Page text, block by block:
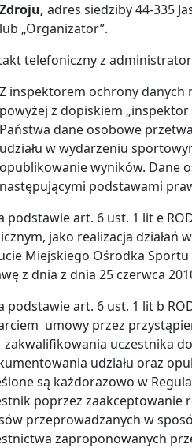
Zdroju, adres siedziby 44-335
lub „Organizator”.
telefoniczny z
Z inspektorem ochrony danych
powyżej z dopiskiem
Państwa dane osobowe
udziału w wydarzeniu
opublikowanie wyników. Dane
następującymi podstawami
podstawie art. 6 ust. 1 lit e
jako realizacja działań
Miejskiego Ośrodka
z dnia z dnia 25 czerwca
podstawie art. 6 ust. 1 lit
umowy przez
zakwalifikowania
udziału oraz
są każdorazowo w
poprzez zaakceptowanie
przeprowadzanych w
zaproponowanych